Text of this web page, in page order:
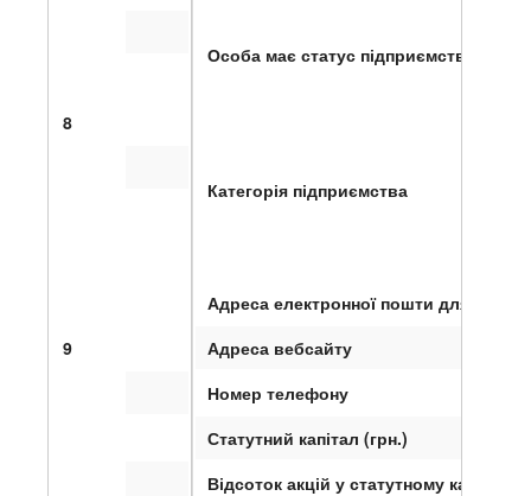
Особа має статус підприємства, що
Категорія підприємства
Адреса електронної пошти для
Адреса вебсайту
Номер телефону
Статутний капітал (грн.)
Відсоток акцій у статутному
8
9